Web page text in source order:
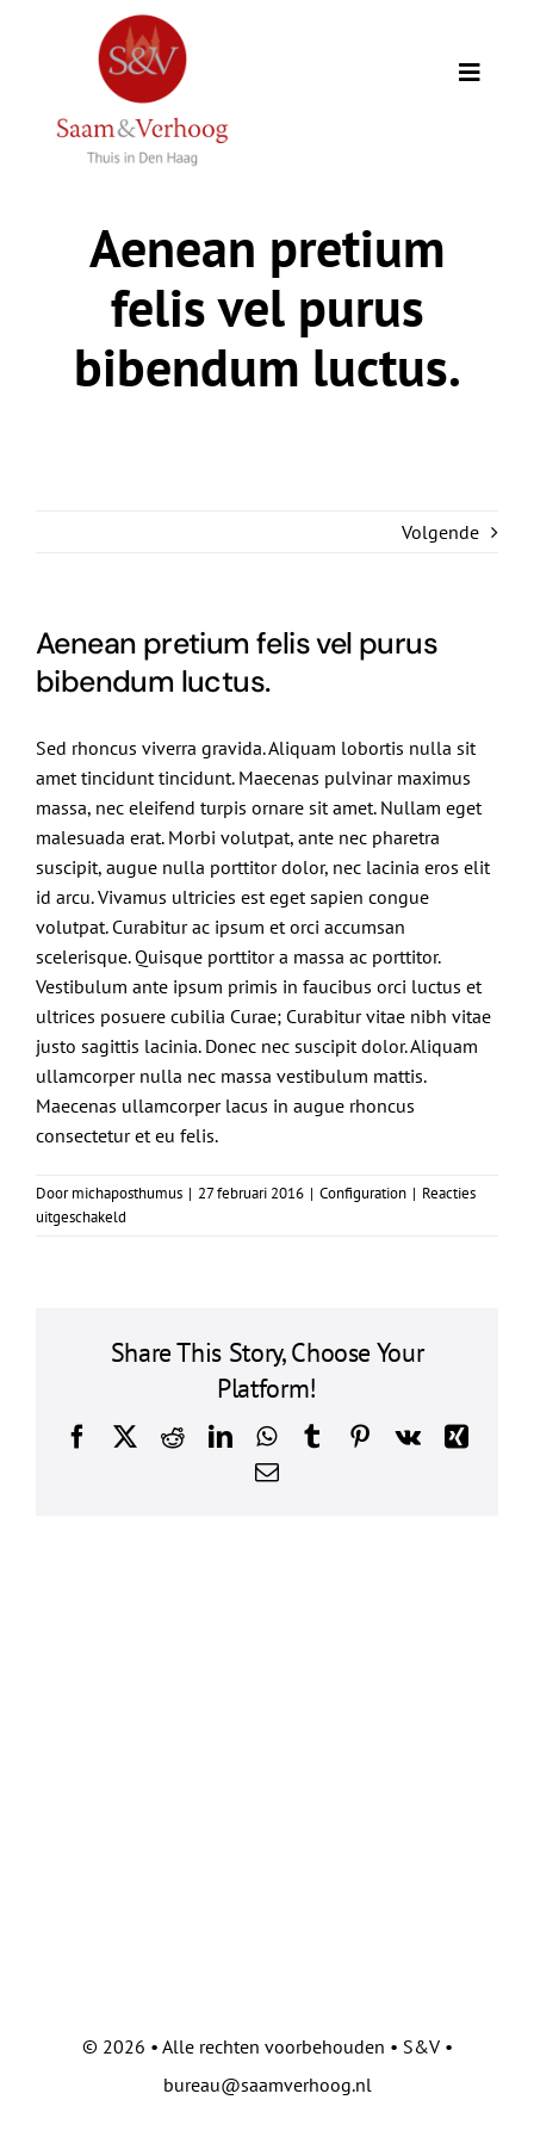
Toggle
Opdrachtgevers
Expertise
Wie we zijn
Actueel
Contact
Aenean pretium
felis vel purus
bibendum luctus.
Volgende
Aenean pretium felis vel purus
bibendum luctus.
Sed rhoncus viverra gravida. Aliquam lobortis nulla sit
amet tincidunt tincidunt. Maecenas pulvinar maximus
massa, nec eleifend turpis ornare sit amet. Nullam eget
malesuada erat. Morbi volutpat, ante nec pharetra
suscipit, augue nulla porttitor dolor, nec lacinia eros elit
id arcu. Vivamus ultricies est eget sapien congue
volutpat. Curabitur ac ipsum et orci accumsan
scelerisque. Quisque porttitor a massa ac porttitor.
Vestibulum ante ipsum primis in faucibus orci luctus et
ultrices posuere cubilia Curae; Curabitur vitae nibh vitae
justo sagittis lacinia. Donec nec suscipit dolor. Aliquam
ullamcorper nulla nec massa vestibulum mattis.
Maecenas ullamcorper lacus in augue rhoncus
consectetur et eu felis.
Doormichaposthumus | 27 februari 2016 | Configuration | Reacties
uitgeschakeld
bibendum
Share This Story, Choose Your
Platform!
FacebookRedditLinkedInWhatsApp
TumblrPinterest
Vk
Xing
E-
© 2026 • Alle rechten voorbehouden • S&V •
bureau@saamverhoog.nl